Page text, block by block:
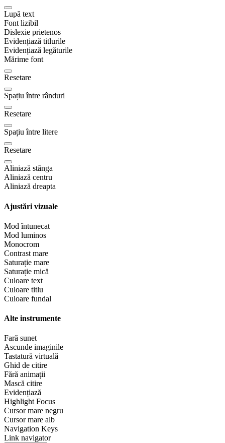
Lupă text
Font lizibil
Dislexie prietenos
Evidențiază titlurile
Evidențiază legăturile
Mărime font
Resetare
Spațiu între rânduri
Resetare
Spațiu între litere
Resetare
Aliniază stânga
Aliniază centru
Aliniază dreapta
Ajustări vizuale
Mod întunecat
Mod luminos
Monocrom
Contrast mare
Saturație mare
Saturație mică
Culoare text
Culoare titlu
Culoare fundal
Alte instrumente
Fară sunet
Ascunde imaginile
Tastatură virtuală
Ghid de citire
Fără animații
Mască citire
Evidențiază
Highlight Focus
Cursor mare negru
Cursor mare alb
Navigation Keys
Link navigator